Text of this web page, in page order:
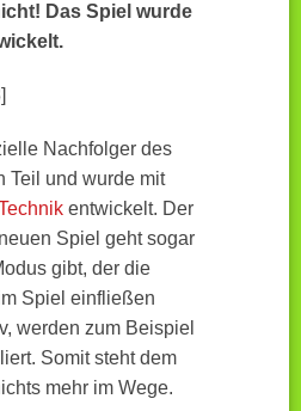
Das Spiel wurde
Nachfolger des
Teil und wurde mit
entwickelt. Der
Spiel geht sogar
gibt, der die
Spiel einfließen
werden zum Beispiel
Somit steht dem
mehr im Wege.